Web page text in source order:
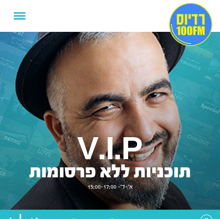
V.I.P
תוכניות ללא פרסומות
א'-ד'- 15:00-17:00